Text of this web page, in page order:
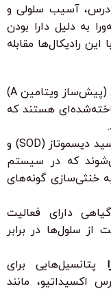
آسیب سلولی و
به دلیل دارا بودن
رادیکال‌ها مقابله
ویتامین‌های C، E و بتاکاروتن (پیش‌ساز ویتامین A)
هستند که
آنزیم‌هایی مانند کاتالاز، سوپراکسید دیسموتاز (SOD) و
می‌شوند که در سیستم
خنثی‌سازی گونه‌های
دارای فعالیت
سلول‌ها در برابر
پتانسیل‌هایی برای
اکسیداتیو، مانند